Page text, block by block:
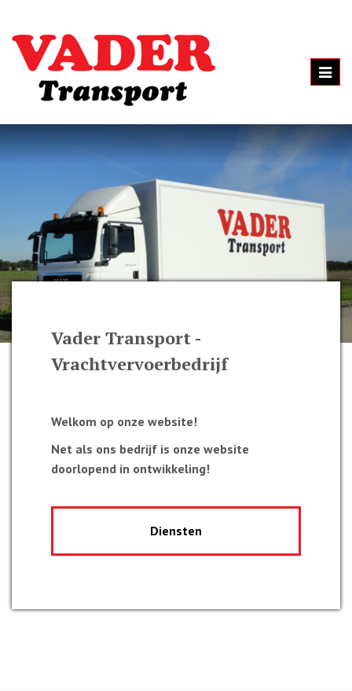
Vader Transport -
Vrachtvervoerbedrijf
Welkom op onze website!
Net als ons bedrijf is onze website
doorlopend in ontwikkeling!
Diensten